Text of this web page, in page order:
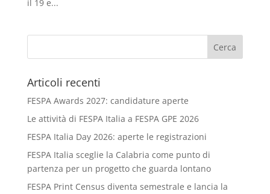
il 19 e...
Articoli recenti
FESPA Awards 2027: candidature aperte
Le attività di FESPA Italia a FESPA GPE 2026
FESPA Italia Day 2026: aperte le registrazioni
FESPA Italia sceglie la Calabria come punto di
partenza per un progetto che guarda lontano
FESPA Print Census diventa semestrale e lancia la